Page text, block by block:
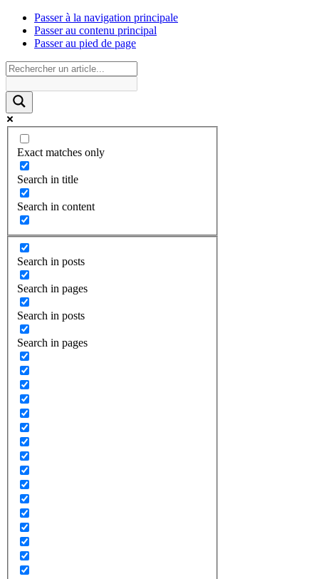
Passer à la navigation principale
Passer au contenu principal
Passer au pied de page
Exact matches only
Search in title
Search in content
Search in posts
Search in pages
Search in posts
Search in pages